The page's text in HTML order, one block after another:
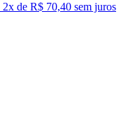
2x de R$ 70,40 sem juros